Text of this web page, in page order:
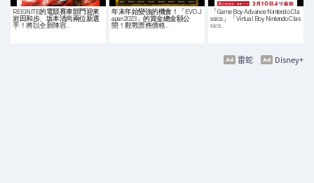
REIGNITE的電競賽車部門迎來
岩田和步、坂本清尚兩位新選
手！將以全新陣容…
年末年始變強的機會！「EVO J
apan 2023」的賞金總金額公
開！觀戰票務價格…
「Game Boy Advance Nintendo Cla
ssics」「Virtual Boy Nintendo Clas
sics…
Disney+
雷蛇